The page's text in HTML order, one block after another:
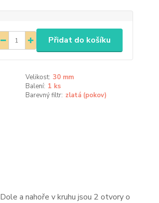
Přidat do košíku
Velikost: 30 mm
Balení: 1 ks
Barevný filtr: zlatá (pokov)
Dole a nahoře v kruhu jsou 2 otvory o